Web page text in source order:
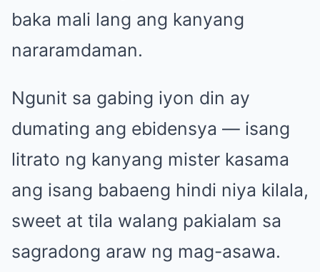
baka mali lang ang kanyang
nararamdaman.
Ngunit sa gabing iyon din ay
dumating ang ebidensya — isang
litrato ng kanyang mister kasama
ang isang babaeng hindi niya kilala,
sweet at tila walang pakialam sa
sagradong araw ng mag-asawa.